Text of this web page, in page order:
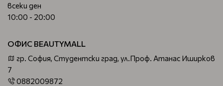
всеки ден
10:00 - 20:00
ОФИС BEAUTYMALL
гр. София, Студентски град, ул.Проф. Атанас Иширков
7
0882009872